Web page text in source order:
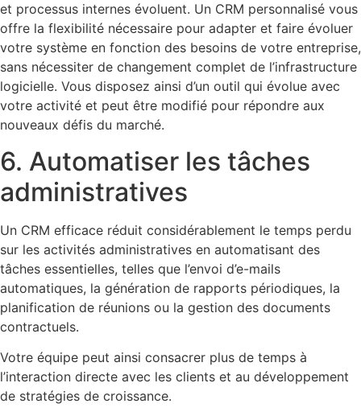
et processus internes évoluent. Un CRM personnalisé vous
offre la flexibilité nécessaire pour adapter et faire évoluer
votre système en fonction des besoins de votre entreprise,
sans nécessiter de changement complet de l’infrastructure
logicielle. Vous disposez ainsi d’un outil qui évolue avec
votre activité et peut être modifié pour répondre aux
nouveaux défis du marché.
6. Automatiser les tâches
administratives
Un CRM efficace réduit considérablement le temps perdu
sur les activités administratives en automatisant des
tâches essentielles, telles que l’envoi d’e-mails
automatiques, la génération de rapports périodiques, la
planification de réunions ou la gestion des documents
contractuels.
Votre équipe peut ainsi consacrer plus de temps à
l’interaction directe avec les clients et au développement
de stratégies de croissance.